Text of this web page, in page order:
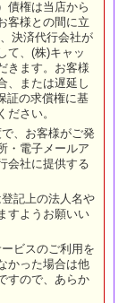
債権は当店から
客様との間に立
決済代行会社が
て、(株)キャッ
きます。お客様
、または遅延し
証の求償権に基
さい。
、お客様がご発
・電子メールア
会社に提供する
記上の法人名や
すようお願いい
ビスのご利用を
かった場合は他
すので、あらか